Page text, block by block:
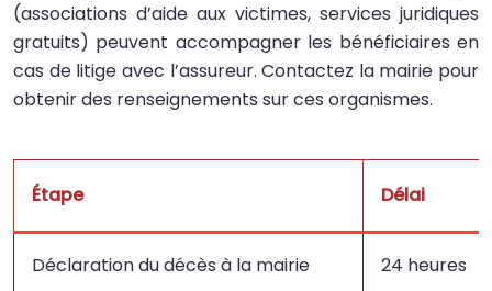
(associations d’aide aux victimes, services juridiques
gratuits) peuvent accompagner les bénéficiaires en
cas de litige avec l’assureur. Contactez la mairie pour
obtenir des renseignements sur ces organismes.
Étape Délai
Déclaration du décès à la mairie 24 heures